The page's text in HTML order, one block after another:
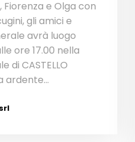
Fiorenza e Olga con
gli amici e
avrà luogo
ore 17.00 nella
di CASTELLO
ardente...